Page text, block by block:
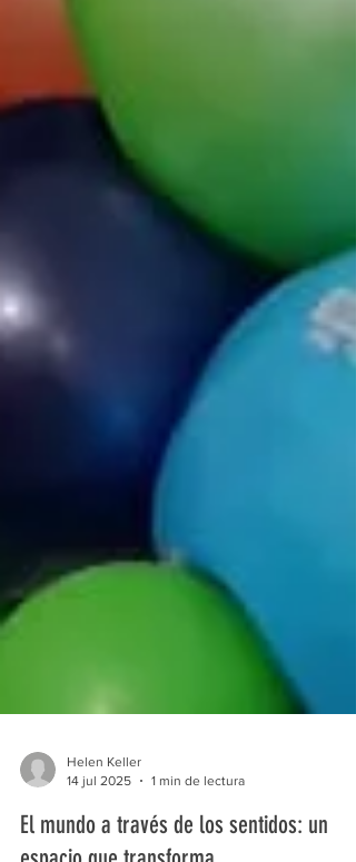
14 jul 2025
1 min de lectura